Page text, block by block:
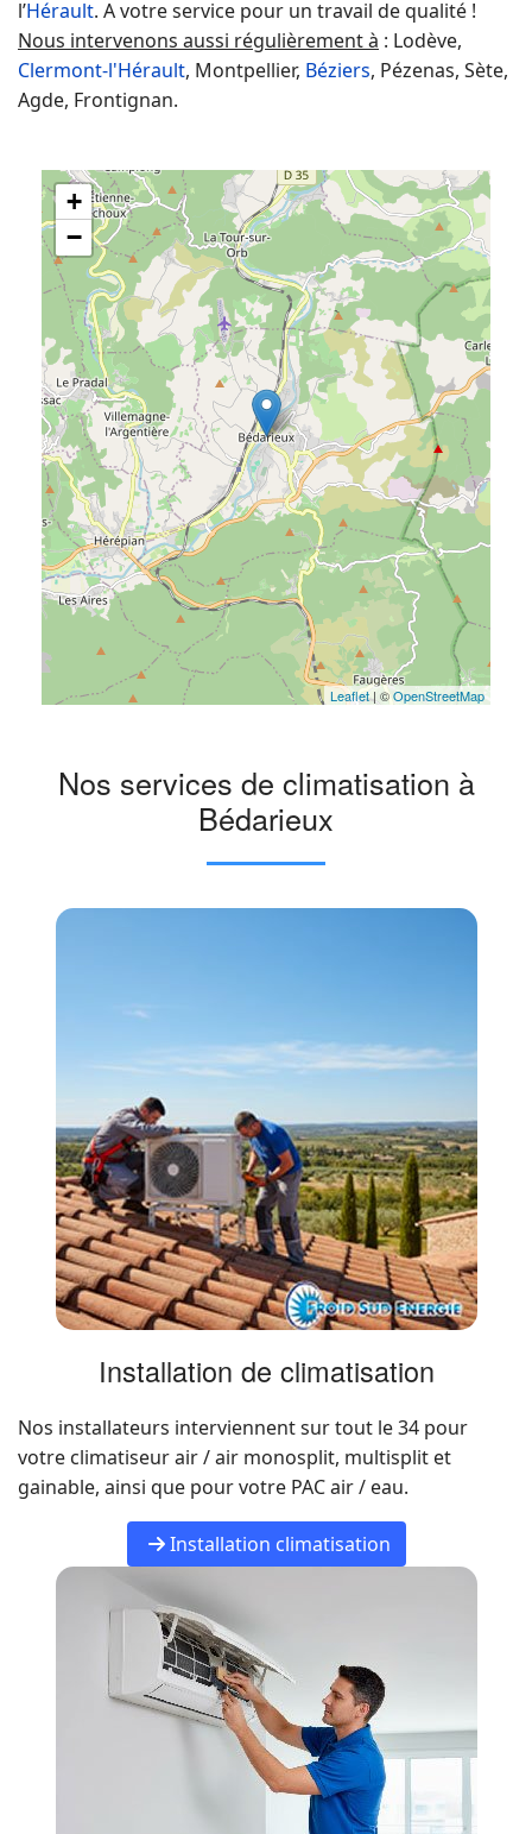
+
−
Leaflet| ©OpenStreetMap
l’Hérault. A votre service pour un travail de qualité !
Nous intervenons aussi régulièrement à : Lodève,
Clermont-l'Hérault, Montpellier, Béziers, Pézenas, Sète,
Agde, Frontignan.
Nos services de climatisation à
Bédarieux
Installation de climatisation
Nos installateurs interviennent sur tout le 34 pour
votre climatiseur air / air monosplit, multisplit et
gainable, ainsi que pour votre PAC air / eau.
Installation climatisation